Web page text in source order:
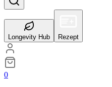
Longevity Hub Rezept
0